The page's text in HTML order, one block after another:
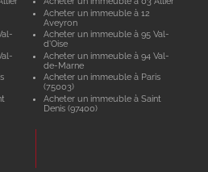
Acheter un immeuble à 12
Aveyron
Acheter un immeuble à 95 Val-
d'Oise
Acheter un immeuble à 94 Val-
de-Marne
Acheter un immeuble à Paris
(75003)
Acheter un immeuble à Saint
Denis (97400)